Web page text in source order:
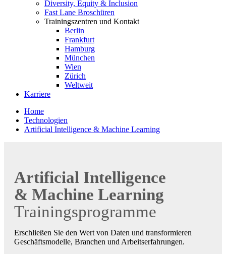
Diversity, Equity & Inclusion
Fast Lane Broschüren
Trainingszentren und Kontakt
Berlin
Frankfurt
Hamburg
München
Wien
Zürich
Weltweit
Karriere
Home
Technologien
Artificial Intelligence & Machine Learning
Artificial Intelligence
& Machine Learning
Trainingsprogramme
Erschließen Sie den Wert von Daten und transformieren
Geschäftsmodelle, Branchen und Arbeitserfahrungen.